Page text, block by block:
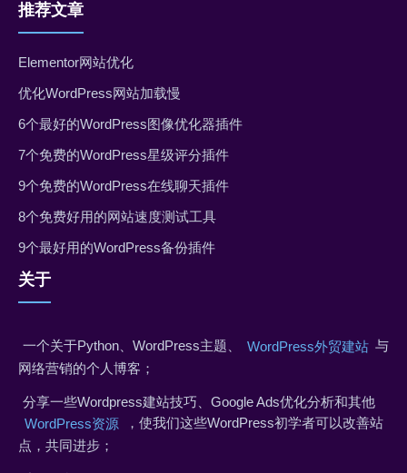
推荐文章
Elementor网站优化
优化WordPress网站加载慢
6个最好的WordPress图像优化器插件
7个免费的WordPress星级评分插件
9个免费的WordPress在线聊天插件
8个免费好用的网站速度测试工具
9个最好用的WordPress备份插件
关于
一个关于Python、WordPress主题、 WordPress外贸建站 与
网络营销的个人博客；
分享一些Wordpress建站技巧、Google Ads优化分析和其他
WordPress资源
，使我们这些WordPress初学者可以改善站
点，共同进步；